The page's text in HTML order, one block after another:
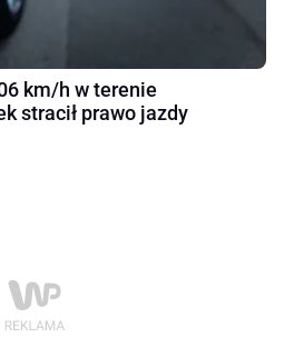
km/h w terenie
stracił prawo jazdy